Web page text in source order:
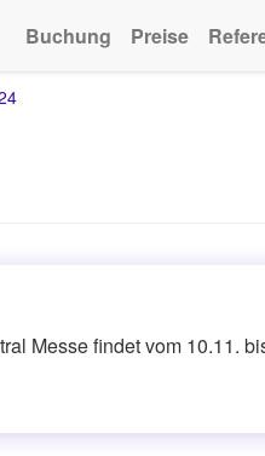
Buchung Preise
Messe findet vom 10.11.